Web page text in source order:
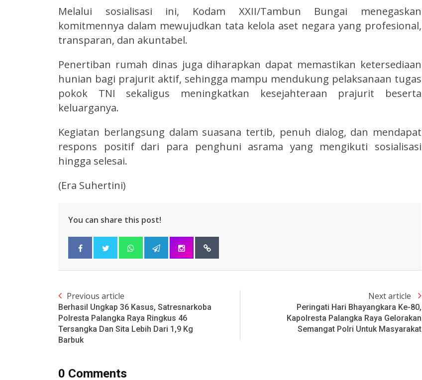
Melalui sosialisasi ini, Kodam XXII/Tambun Bungai menegaskan
komitmennya dalam mewujudkan tata kelola aset negara yang profesional,
transparan, dan akuntabel.
Penertiban rumah dinas juga diharapkan dapat memastikan ketersediaan
hunian bagi prajurit aktif, sehingga mampu mendukung pelaksanaan tugas
pokok TNI sekaligus meningkatkan kesejahteraan prajurit beserta
keluarganya.
Kegiatan berlangsung dalam suasana tertib, penuh dialog, dan mendapat
respons positif dari para penghuni asrama yang mengikuti sosialisasi
hingga selesai.
(Era Suhertini)
You can share this post!
Previous article
Berhasil Ungkap 36 Kasus, Satresnarkoba
Polresta Palangka Raya Ringkus 46
Tersangka Dan Sita Lebih Dari 1,9 Kg
Barbuk
Next article
Peringati Hari Bhayangkara Ke-80,
Kapolresta Palangka Raya Gelorakan
Semangat Polri Untuk Masyarakat
0 Comments